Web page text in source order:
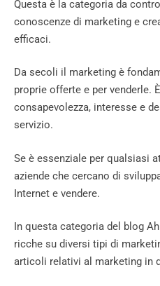
Questa è la categoria da
conoscenze di marketing e
efficaci.
Da secoli il marketing è
proprie offerte e per venderle.
consapevolezza, interesse e
servizio.
Se è essenziale per qualsiasi
aziende che cercano di
Internet e vendere.
In questa categoria del blog
ricche su diversi tipi di
articoli relativi al marketing in